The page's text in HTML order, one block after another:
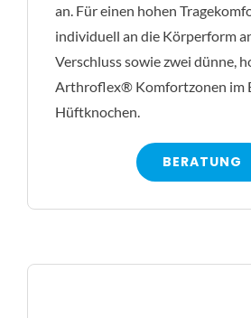
an. Für einen hohen
individuell an die Körperform
Verschluss sowie zwei dünne,
Arthroflex® Komfortzonen im
Hüftknochen.
BERATUNG